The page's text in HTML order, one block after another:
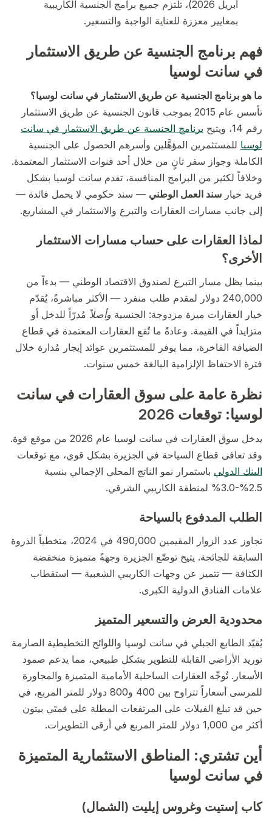
أبريل 2026)، تلتزم جميع برامج الجنسية الكاريبية
بمعايير معززة للعناية الواجبة والتسعير.
فهم برنامج الجنسية عن طريق الاستثمار
في سانت لوسيا
ما هو برنامج الجنسية عن طريق الاستثمار في سانت لوسيا؟
تأسس عام 2015 بموجب قانون الجنسية عن طريق الاستثمار
رقم 14، ويتيح
برنامج الجنسية عن طريق الاستثمار في سانت
لوسيا للمستثمرين المؤهَّلين وأسرهم الحصول على الجنسية
الكاملة وجواز سفر ثانٍ من خلال أحد قنوات الاستثمار المعتمدة.
وخلافاً لكثير من البرامج المنافسة، تقدم سانت لوسيا بشكل
فريد خيار سند العمل الوطني — سند حكومي لا يحمل فائدة —
إلى جانب مسارات العقارات والتبرع والاستثمار في المشاريع.
لماذا العقارات على حساب مسارات الاستثمار
الأخرى؟
بينما يظل مسار التبرع لصندوق الاقتصاد الوطني — بدءاً من
240,000 دولار لمقدم طلب منفرد — الأكثر مباشرةً، يُقدّم
خيار العقارات ميزة مزدوجة: الجنسية وأصلاً مُدرّاً للدخل أو
متزايداً في القيمة. وعادةً ما تُقع العقارات المعتمدة في قطاع
الضيافة الفاخرة، مما يوفر للمستثمرين عوائد إيجار مُدارة خلال
فترة الاحتفاظ الإلزامية البالغة خمس سنوات.
نظرة عامة على سوق العقارات في سانت
لوسيا: توقعات 2026
يدخل سوق العقارات في سانت لوسيا عام 2026 من موقع قوة.
وقد تعافى قطاع السياحة في الجزيرة بشكل قوي، مع توقعات
البنك الدولي باستمرار نمو الناتج المحلي الإجمالي بنسبة
2.5%-3.0% لمنطقة الكاريبي الشرقي.
الطلب المدفوع بالسياحة
تجاوز عدد الزوار المقيمين 490,000 في 2024، متخطياً الذروة
السابقة للجائحة. يتيح توضّع الجزيرة وجهةً متميزة منخفضة
الكثافة — تتميز عن وجهات الكاريبي الشعبية — استقطاب
علامات الفنادق الدولية الكبرى.
محدودية العرض والتسعير المتميز
يُقيّد الطابع الجبلي في سانت لوسيا واللوائح التخطيطية الصارمة
توريد الأراضي القابلة للتطوير بشكل طبيعي، مما يدعم صمود
الأسعار. تُوجِّه العقارات الساحلية الأمامية المتميزة والمجاورة
للمرسى أسعاراً تتراوح بين 400 و800 دولار للمتر المربع، في
حين قد تبلغ الفيلات على المرتفعات المطلة على قمتَي بيتون
أكثر من 1,000 دولار للمتر المربع في أرقى التطويرات.
أين تشتري: المناطق الاستثمارية المتميزة
في سانت لوسيا
كاب إستيت وغروس إيليت (الشمال)